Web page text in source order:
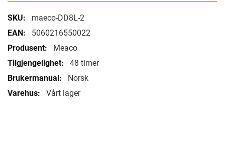
Mer
informasjon
maeco-DD8L-2
5060216550022
Meaco
48 timer
Norsk
Vårt lager